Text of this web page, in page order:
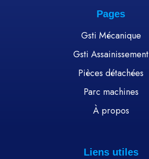
Pages
Gsti Mécanique
Gsti Assainissement
Pièces détachées
Parc machines
À propos
Liens utiles